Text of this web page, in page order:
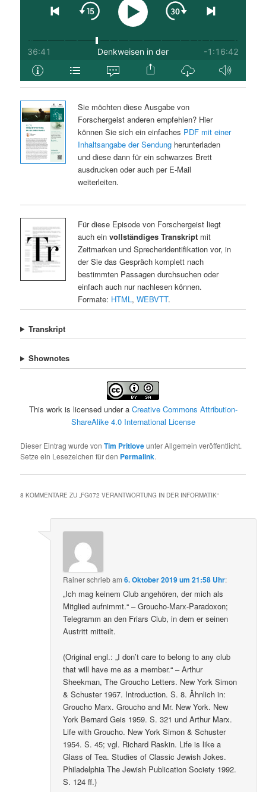
Sie möchten diese Ausgabe von
Forschergeist anderen empfehlen? Hier
können Sie sich ein einfaches PDF mit einer
Inhaltsangabe der Sendungherunterladen
und diese dann für ein schwarzes Brett
ausdrucken oder auch per E-Mail
weiterleiten.
Für diese Episode von Forschergeist liegt
auch ein vollständiges Transkriptmit
Zeitmarken und Sprecheridentifikation vor, in
der Sie das Gespräch komplett nach
bestimmten Passagen durchsuchen oder
einfach auch nur nachlesen können.
Formate: HTML, WEBVTT.
Transkript
Shownotes
This work is licensed under a Creative Commons Attribution-
ShareAlike 4.0 International License
Dieser Eintrag wurde vonTim Pritloveunter Allgemein veröffentlicht.
Setze ein Lesezeichen für den Permalink.
8 KOMMENTARE ZU „FG072 VERANTWORTUNG IN DER INFORMATIK“
Rainerschriebam6. Oktober 2019 um 21:58 Uhr:
„Ich mag keinem Club angehören, der mich als
Mitglied aufnimmt.“ – Groucho-Marx-Paradoxon;
Telegramm an den Friars Club, in dem er seinen
Austritt mitteilt.
(Original engl.: „I don’t care to belong to any club
that will have me as a member.“ – Arthur
Sheekman, The Groucho Letters. New York Simon
& Schuster 1967. Introduction. S. 8. Ähnlich in:
Groucho Marx. Groucho and Mr. New York. New
York Bernard Geis 1959. S. 321 und Arthur Marx.
Life with Groucho. New York Simon & Schuster
1954. S. 45; vgl. Richard Raskin. Life is like a
Glass of Tea. Studies of Classic Jewish Jokes.
Philadelphia The Jewish Publication Society 1992.
S. 124 ff.)